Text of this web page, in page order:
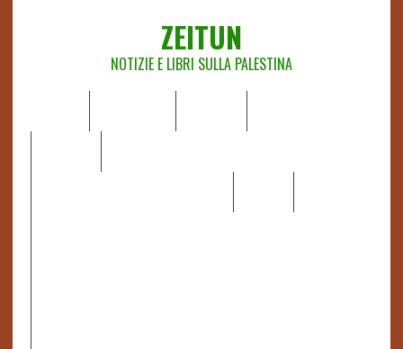
ZEITUN
NOTIZIE E LIBRI SULLA PALESTINA